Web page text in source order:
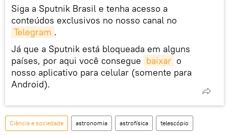
Siga a Sputnik Brasil e tenha acesso a
conteúdos exclusivos no nosso canal no
Telegram .
Já que a Sputnik está bloqueada em alguns
países, por aqui você consegue baixar o
nosso aplicativo para celular (somente para
Android).
Ciência e sociedade astronomia astrofísica telescópio